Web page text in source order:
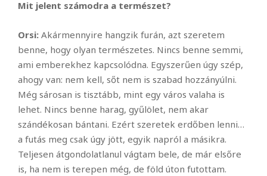
Mit jelent számodra a természet?
Orsi: Akármennyire hangzik furán, azt szeretem
benne, hogy olyan természetes. Nincs benne semmi,
ami emberekhez kapcsolódna. Egyszerűen úgy szép,
ahogy van: nem kell, sőt nem is szabad hozzányúlni.
Még sárosan is tisztább, mint egy város valaha is
lehet. Nincs benne harag, gyűlölet, nem akar
szándékosan bántani. Ezért szeretek erdőben lenni…
a futás meg csak úgy jött, egyik napról a másikra.
Teljesen átgondolatlanul vágtam bele, de már elsőre
is, ha nem is terepen még, de föld úton futottam.